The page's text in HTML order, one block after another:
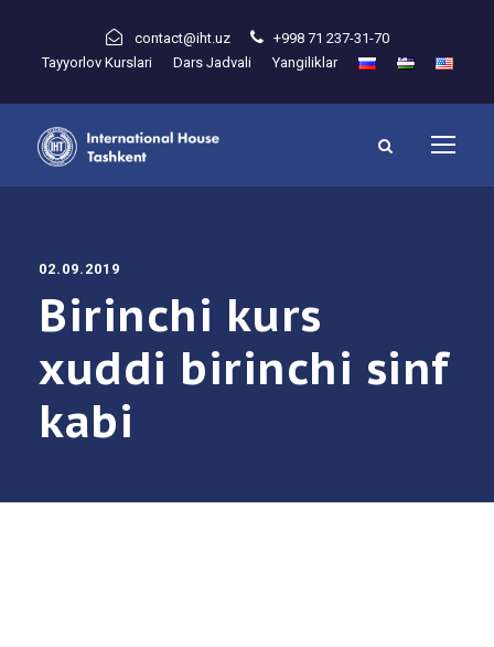
contact@iht.uz
+998 71 237-31-70
Tayyorlov Kurslari
Dars Jadvali Yangiliklar
02.09.2019
Birinchi kurs
xuddi birinchi sinf
kabi